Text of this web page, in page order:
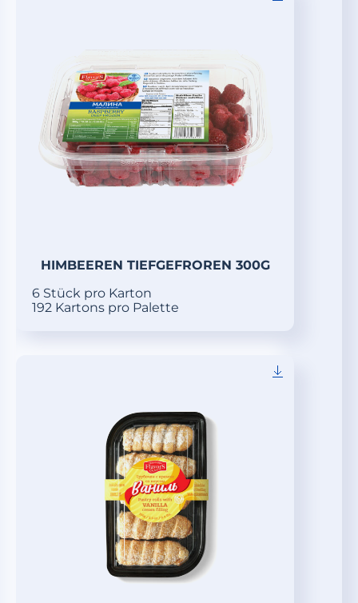
HIMBEEREN TIEFGEFROREN 300G
6 Stück pro Karton
192 Kartons pro Palette